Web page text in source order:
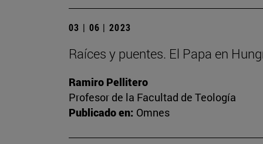
03 | 06 | 2023
Raíces y puentes. El Papa en
Ramiro Pellitero
Profesor de la Facultad de Teología
Publicado en: Omnes